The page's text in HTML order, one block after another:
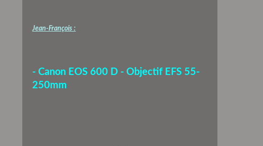
Jean-François :
- Canon EOS 600 D - Objectif EFS 55-
250mm